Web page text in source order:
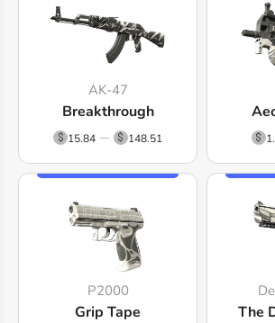
AK-47
Breakthrough
15.84 148.51
P2000
Grip Tape The